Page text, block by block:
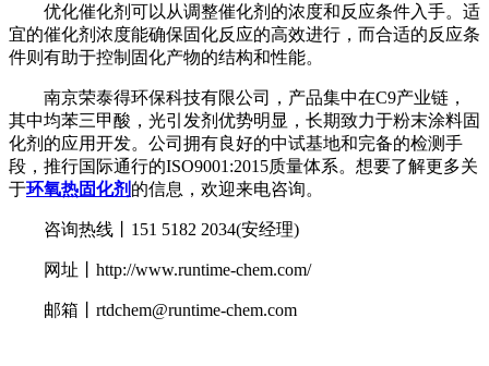
优化催化剂可以从调整催化剂的浓度和反应条件入手。适
宜的催化剂浓度能确保固化反应的高效进行，而合适的反应条
件则有助于控制固化产物的结构和性能。
南京荣泰得环保科技有限公司，产品集中在C9产业链，
其中均苯三甲酸，光引发剂优势明显，长期致力于粉末涂料固
化剂的应用开发。公司拥有良好的中试基地和完备的检测手
段，推行国际通行的ISO9001:2015质量体系。想要了解更多关
于环氧热固化剂 的信息，欢迎来电咨询。
咨询热线丨151 5182 2034(安经理)
网址丨http://www.runtime-chem.com/
邮箱丨rtdchem@runtime-chem.com